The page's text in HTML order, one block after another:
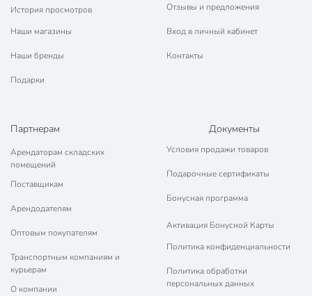
История просмотров
Наши магазины
Наши бренды
Подарки
Отзывы и предложения
Вход в личный кабинет
Контакты
Партнерам
Арендаторам складских
помещений
Поставщикам
Арендодателям
Оптовым покупателям
Транспортным компаниям и
курьерам
О компании
Документы
Условия продажи товаров
Подарочные сертификаты
Бонусная программа
Активация Бонусной Карты
Политика конфиденциальности
Политика обработки
персональных данных